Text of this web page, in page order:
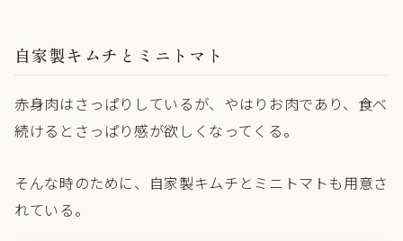
自家製キムチとミニトマト
赤身肉はさっぱりしているが、やはりお肉であり、食べ
続けるとさっぱり感が欲しくなってくる。
そんな時のために、自家製キムチとミニトマトも用意さ
れている。